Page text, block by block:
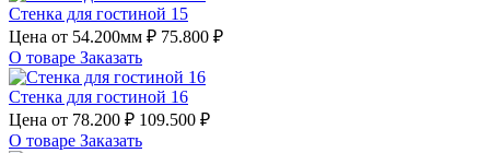
Стенка для гостиной 15
Цена от 54.200мм ₽ 75.800 ₽
О товаре Заказать
Стенка для гостиной 16
Цена от 78.200 ₽ 109.500 ₽
О товаре Заказать